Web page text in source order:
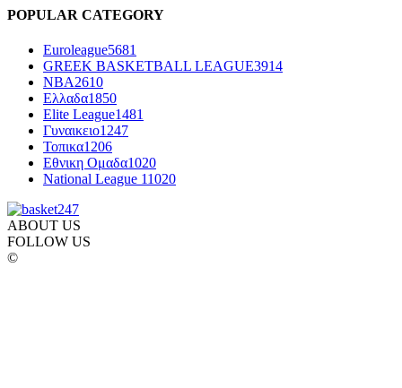
POPULAR CATEGORY
Euroleague5681
GREEK BASKETBALL LEAGUE3914
NBA2610
Ελλαδα1850
Elite League1481
Γυναικειο1247
Τοπικα1206
Εθνικη Ομαδα1020
National League 11020
ABOUT US
FOLLOW US
©